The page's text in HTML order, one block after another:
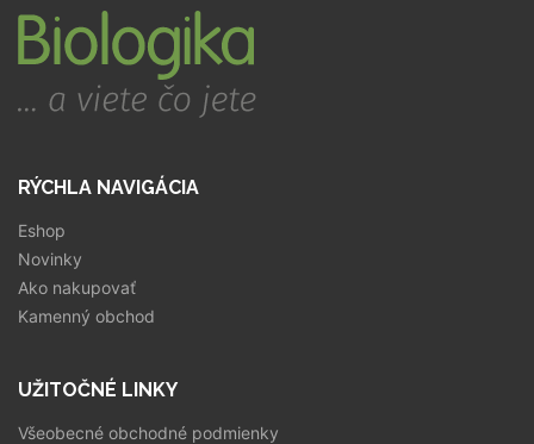
RÝCHLA NAVIGÁCIA
Eshop
Novinky
Ako nakupovať
Kamenný obchod
UŽITOČNÉ LINKY
Všeobecné obchodné podmienky